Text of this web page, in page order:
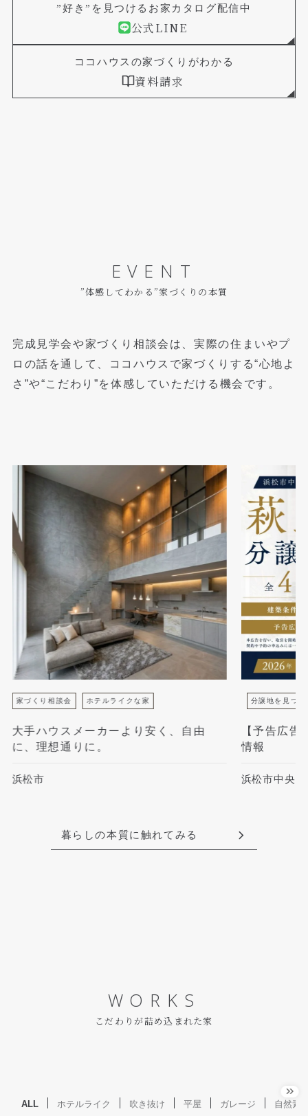
”好き”を見つけるお家カタログ配信中
公式LINE
ココハウスの家づくりがわかる
資料請求
EVENT
”体感してわかる”家づくりの本質
完成見学会や家づくり相談会は、実際の住まいやプ
ロの話を通して、
ココハウスで家づくりする“心地よ
さ”や“こだわり”を体感していただける機会です。
家づくり相談会 ホテルライクな家
大手ハウスメーカーより安く、自由
に、理想通りに。
浜松市
分譲地を見つけ
【予告広
情報
浜松市中央
暮らしの本質に触れてみる
WORKS
こだわりが詰め込まれた家
ALL ホテルライク 吹き抜け 平屋 ガレージ 自然素